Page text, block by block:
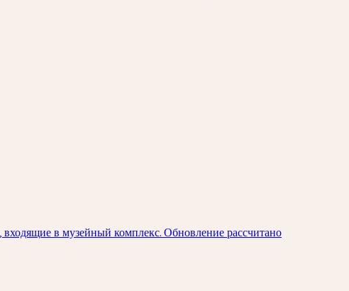
в музейный комплекс. Обновление рассчитано